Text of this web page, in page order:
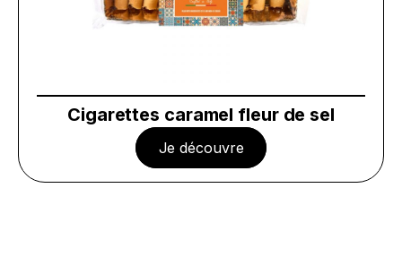
Cigarettes caramel fleur de sel
Je découvre